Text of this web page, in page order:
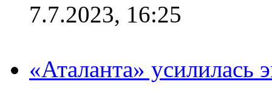
7.7.2023, 16:25
«Аталанта»